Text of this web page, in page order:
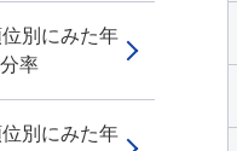
位別にみた年
率
位別にみた年